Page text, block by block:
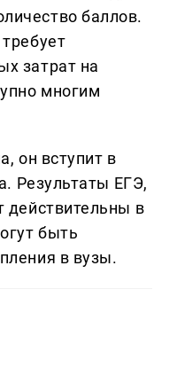
баллов.
затрат на
многим
он вступит в
Результаты ЕГЭ,
действительны в
быть
в вузы.